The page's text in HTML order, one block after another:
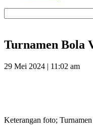
Turnamen Bola
29 Mei 2024 | 11:02 am
Keterangan foto;